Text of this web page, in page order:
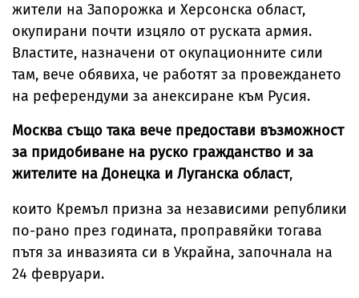
жители на Запорожка и Херсонска област,
окупирани почти изцяло от руската армия.
Властите, назначени от окупационните сили
там, вече обявиха, че работят за провеждането
на референдуми за анексиране към Русия.
Москва също така вече предостави възможност
за придобиване на руско гражданство и за
жителите на Донецка и Луганска област,
които Кремъл призна за независими републики
по-рано през годината, проправяйки тогава
пътя за инвазията си в Украйна, започнала на
24 февруари.